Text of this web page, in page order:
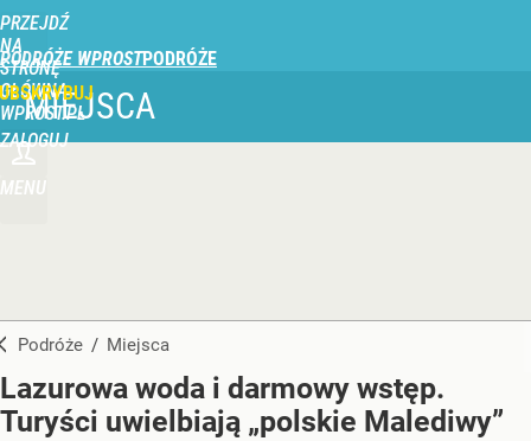
PRZEJDŹ
NA
STRONĘ
GŁÓWNĄ
WPROST.PL
PODRÓŻE WPROST
ZALOGUJ
MENU
MIEJSCA
Podróże / Miejsca
Lazurowa woda i darmowy wstęp.
Turyści uwielbiają „polskie Malediwy”